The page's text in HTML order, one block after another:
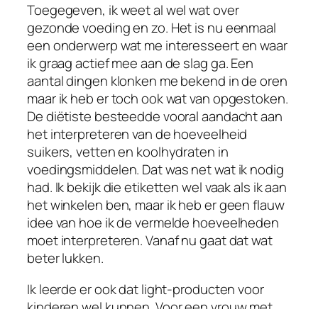
Toegegeven, ik weet al wel wat over
gezonde voeding en zo. Het is nu eenmaal
een onderwerp wat me interesseert en waar
ik graag actief mee aan de slag ga. Een
aantal dingen klonken me bekend in de oren
maar ik heb er toch ook wat van opgestoken.
De diëtiste besteedde vooral aandacht aan
het interpreteren van de hoeveelheid
suikers, vetten en koolhydraten in
voedingsmiddelen. Dat was net wat ik nodig
had. Ik bekijk die etiketten wel vaak als ik aan
het winkelen ben, maar ik heb er geen flauw
idee van hoe ik de vermelde hoeveelheden
moet interpreteren. Vanaf nu gaat dat wat
beter lukken.
Ik leerde er ook dat light-producten voor